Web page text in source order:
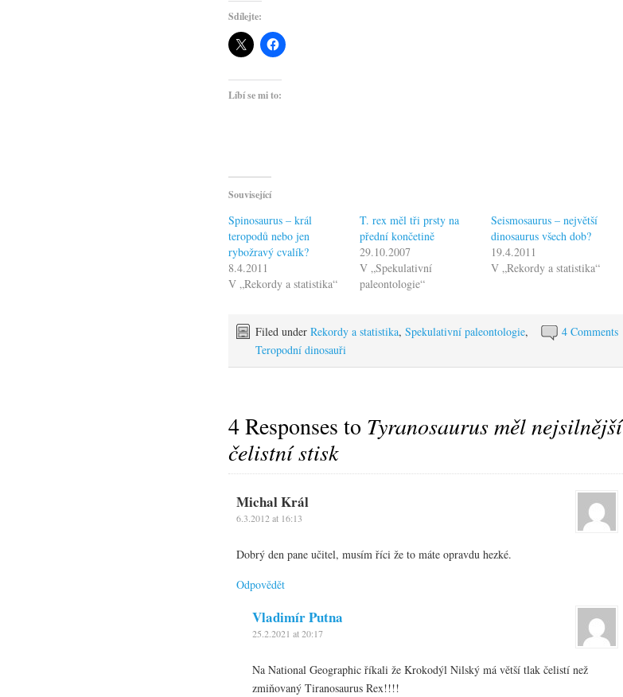
Sdílejte:
Líbí se mi to:
Související
Spinosaurus – král
teropodů nebo jen
rybožravý cvalík?
8.4.2011
V „Rekordy a statistika“
T. rex měl tři prsty na
přední končetině
29.10.2007
V „Spekulativní
paleontologie“
Seismosaurus – největší
dinosaurus všech dob?
19.4.2011
V „Rekordy a statistika“
4 Comments
Filed under Rekordy a statistika, Spekulativní paleontologie,
Teropodní dinosauři
4 Responses to Tyranosaurus měl nejsilnější
čelistní stisk
Michal Král
6.3.2012 at 16:13
Dobrý den pane učitel, musím říci že to máte opravdu hezké.
Odpovědět
Vladimír Putna
25.2.2021 at 20:17
Na National Geographic říkali že Krokodýl Nilský má větší tlak čelistí než
zmiňovaný Tiranosaurus Rex!!!!